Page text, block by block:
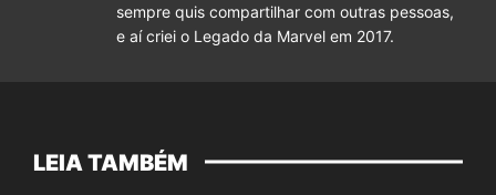
sempre quis compartilhar com outras pessoas,
e aí criei o Legado da Marvel em 2017.
LEIA TAMBÉM